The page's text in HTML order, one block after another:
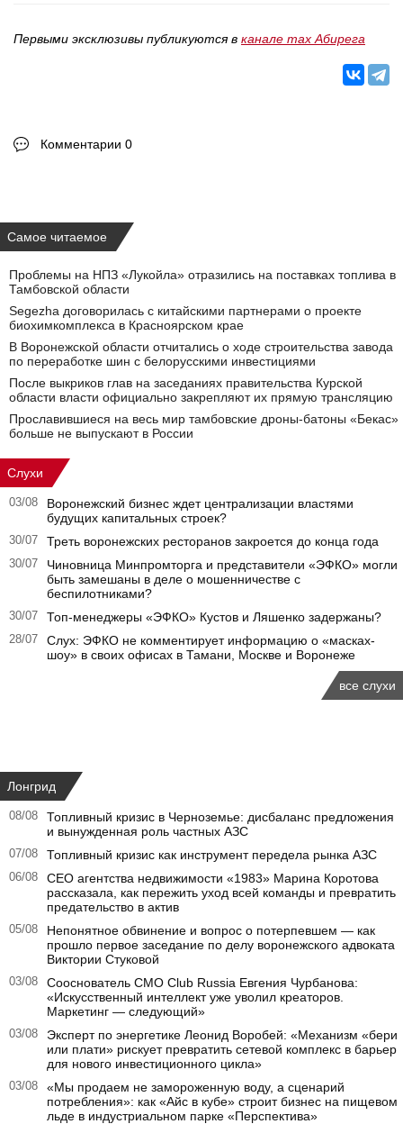
Первыми эксклюзивы публикуются в канале max Абирега
Комментарии 0
Самое читаемое
Проблемы на НПЗ «Лукойла» отразились на поставках топлива в
Тамбовской области
Segezha договорилась с китайскими партнерами о проекте
биохимкомплекса в Красноярском крае
В Воронежской области отчитались о ходе строительства завода
по переработке шин с белорусскими инвестициями
После выкриков глав на заседаниях правительства Курской
области власти официально закрепляют их прямую трансляцию
Прославившиеся на весь мир тамбовские дроны-батоны «Бекас»
больше не выпускают в России
Слухи
03/08
Воронежский бизнес ждет централизации властями
будущих капитальных строек?
30/07 Треть воронежских ресторанов закроется до конца года
30/07
Чиновница Минпромторга и представители «ЭФКО» могли
быть замешаны в деле о мошенничестве с
беспилотниками?
30/07 Топ-менеджеры «ЭФКО» Кустов и Ляшенко задержаны?
28/07
Слух: ЭФКО не комментирует информацию о «масках-
шоу» в своих офисах в Тамани, Москве и Воронеже
все слухи
Лонгрид
08/08
Топливный кризис в Черноземье: дисбаланс предложения
и вынужденная роль частных АЗС
07/08 Топливный кризис как инструмент передела рынка АЗС
06/08
CEO агентства недвижимости «1983» Марина Коротова
рассказала, как пережить уход всей команды и превратить
предательство в актив
05/08
Непонятное обвинение и вопрос о потерпевшем — как
прошло первое заседание по делу воронежского адвоката
Виктории Стуковой
03/08
Сооснователь CMO Club Russia Евгения Чурбанова:
«Искусственный интеллект уже уволил креаторов.
Маркетинг — следующий»
03/08
Эксперт по энергетике Леонид Воробей: «Механизм «бери
или плати» рискует превратить сетевой комплекс в барьер
для нового инвестиционного цикла»
03/08
«Мы продаем не замороженную воду, а сценарий
потребления»: как «Айс в кубе» строит бизнес на пищевом
льде в индустриальном парке «Перспектива»